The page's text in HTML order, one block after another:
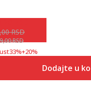
RSD
RSD
33%+20%
Dodajte u